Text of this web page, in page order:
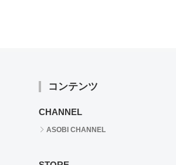
コンテンツ
CHANNEL
ASOBI CHANNEL